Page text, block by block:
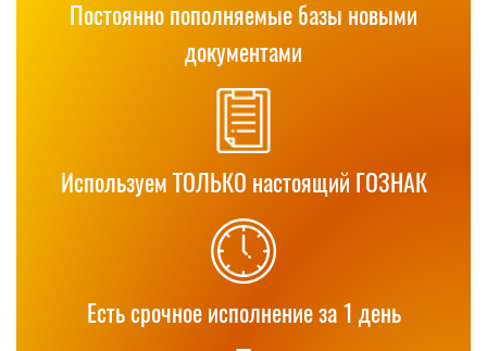
Постоянно пополняемые базы новыми
документами
Используем ТОЛЬКО настоящий ГОЗНАК
Есть срочное исполнение за 1 день